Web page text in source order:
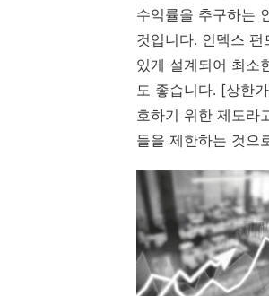
수익률을 추구하는
것입니다. 인덱스
있게 설계되어 최소
도 좋습니다. [상한
호하기 위한 제도라
들을 제한하는 것으